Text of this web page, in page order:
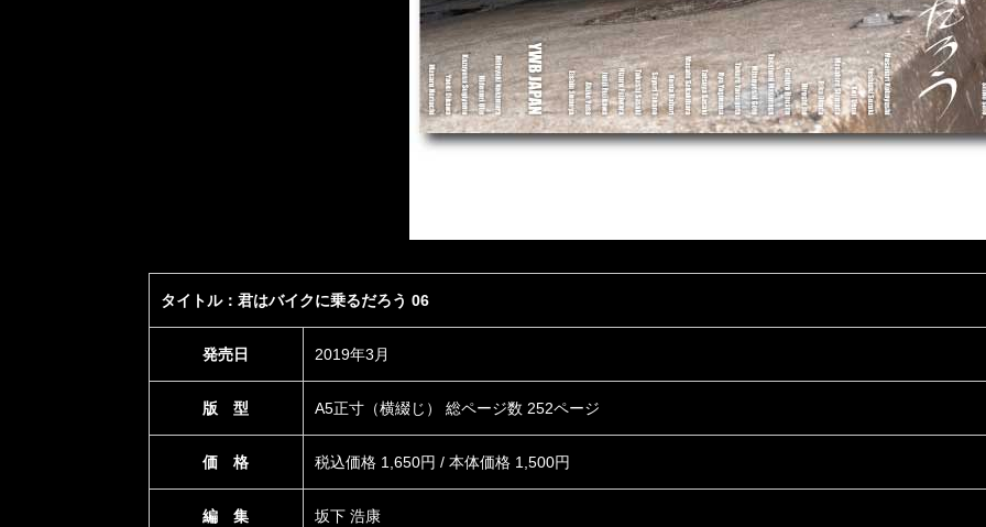
タイトル：君はバイクに乗るだろう 06
発売日 2019年3月
版 型 A5正寸（横綴じ） 総ページ数 252ページ
価 格 税込価格 1,650円 / 本体価格 1,500円
編 集 坂下 浩康